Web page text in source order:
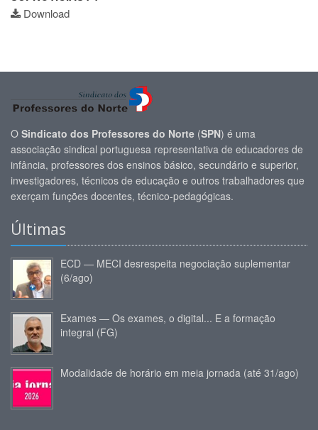
Download
O Sindicato dos Professores do Norte (SPN) é uma
associação sindical portuguesa representativa de educadores de
infância, professores dos ensinos básico, secundário e superior,
investigadores, técnicos de educação e outros trabalhadores que
exerçam funções docentes, técnico-pedagógicas.
Últimas
ECD — MECI desrespeita negociação suplementar
(6/ago)
Exames — Os exames, o digital... E a formação
integral (FG)
Modalidade de horário em meia jornada (até 31/ago)